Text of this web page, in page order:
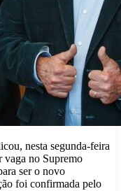
nesta segunda-feira
vaga no Supremo
ser o novo
foi confirmada pelo